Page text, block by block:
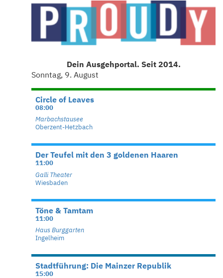
Dein Ausgehportal. Seit 2014.
Sonntag, 9. August
Circle of Leaves
08:00
Marbachstausee
Oberzent-Hetzbach
Der Teufel mit den 3 goldenen Haaren
11:00
Galli Theater
Wiesbaden
Töne & Tamtam
11:00
Haus Burggarten
Ingelheim
Stadtführung: Die Mainzer Republik
15:00